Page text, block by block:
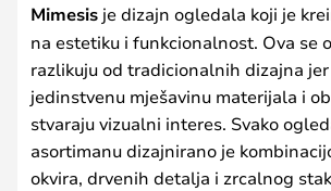
Mimesis je dizajn ogledala koji je
na estetiku i funkcionalnost. Ova se
razlikuju od tradicionalnih dizajna
jedinstvenu mješavinu materijala i
stvaraju vizualni interes. Svako
asortimanu dizajnirano je
okvira, drvenih detalja i zrcalnog